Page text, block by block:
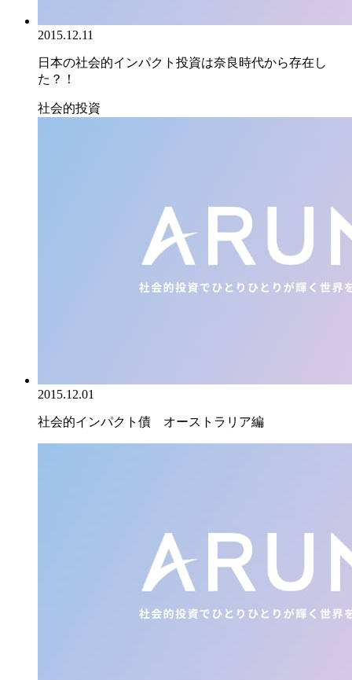
2015.12.11
日本の社会的インパクト投資は奈良時代から存在し
た？！
社会的投資
2015.12.01
社会的インパクト債 オーストラリア編